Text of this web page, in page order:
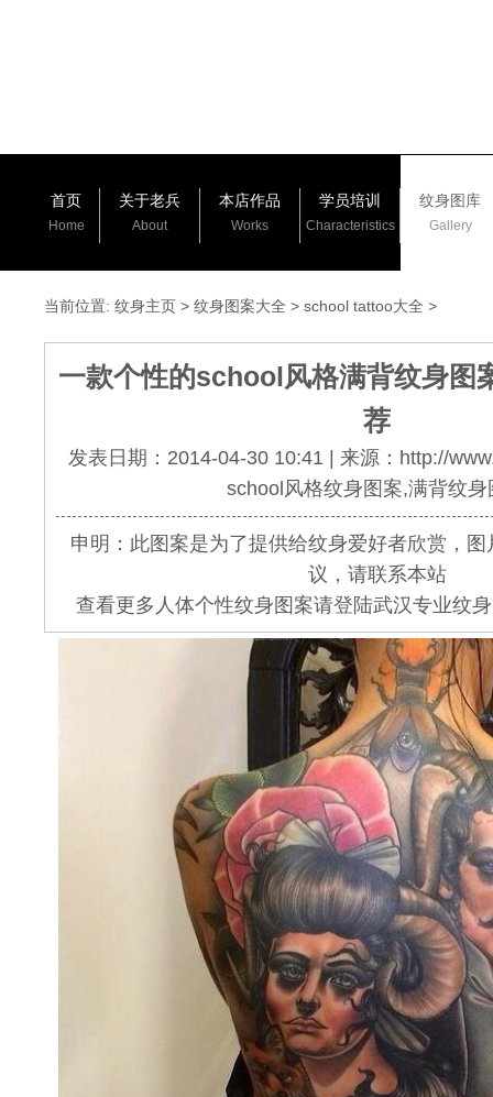
首页
Home
关于老兵
About
本店作品
Works
学员培训
Characteristics
纹身图库
Gallery
当前位置: 纹身主页 > 纹身图案大全 > school tattoo大全 >
一款个性的school风格满背纹身图
荐
发表日期：2014-04-30 10:41 | 来源：http://
school风格纹身图案,满背纹身
申明：此图案是为了提供给纹身爱好者欣赏，
议，请联系本站
查看更多人体个性纹身图案请登陆武汉专业纹